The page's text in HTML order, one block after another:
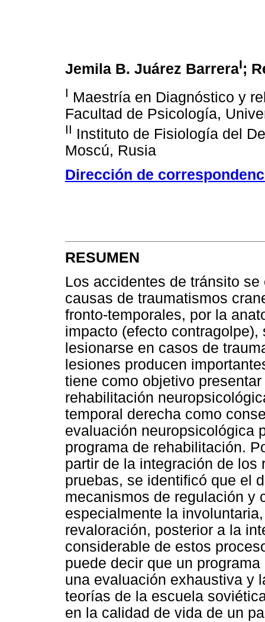
Jemila B. Juárez BarreraI;
I Maestría en Diagnóstico y
Facultad de Psicología,
II Instituto de Fisiología del
Moscú, Rusia
Dirección de
RESUMEN
Los accidentes de tránsito
causas de traumatismos
fronto-temporales, por la
impacto (efecto
lesionarse en casos de
lesiones producen
tiene como objetivo
rehabilitación
temporal derecha como
evaluación neuropsicológica
programa de rehabilitación.
partir de la integración de los
pruebas, se identificó que el
mecanismos de regulación y
especialmente la
revaloración, posterior a la
considerable de estos
puede decir que un
una evaluación exhaustiva y
teorías de la escuela
en la calidad de vida de un